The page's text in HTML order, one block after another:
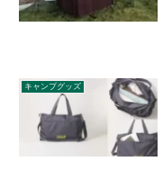
キャンプグッズ